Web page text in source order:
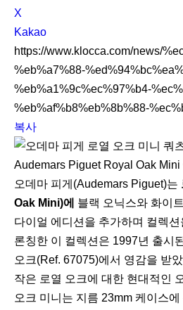
N
S
S
h
a
r
e
X
Kakao
https://www.klocca.com/news/
%eb%a7%88-
%eb%a1%9c%ec%97%b4-
%eb%af%b8%eb%8b%88-
복사
Audemars Piguet Royal Oak Mini
오데마 피게(Audemars Piguet)는
Oak Mini)에
블랙 오닉스와 화이
다이얼 에디션을 추가하며 컬렉
론칭한 이 컬렉션은 1997년 출시
오크(Ref. 67075)에서 영감을 받
작은 로열 오크에 대한 현대적인
오크 미니는 지름 23mm 케이스